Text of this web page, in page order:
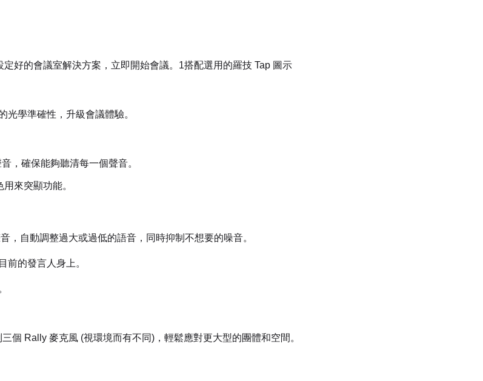
好的會議室解決方案，立即開始會議。1搭配選用的羅技 Tap 圖示
光學準確性，升級會議體驗。
，確保能夠聽清每一個聲音。
來突顯功能。
自動調整過大或過低的語音，同時抑制不想要的噪音。
前的發言人身上。
個 Rally 麥克風 (視環境而有不同)，輕鬆應對更大型的團體和空間。